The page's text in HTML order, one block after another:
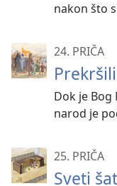
nakon što
24. PRIČA
Dok je Bog
narod je
25. PRIČA
Sveti